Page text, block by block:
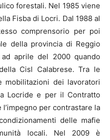
forestali. Nel 1985 viene
Fisba di Locri. Dal 1988 al
comprensorio per poi
della provincia di Reggio
aprile del 2000 quando
Cisl Calabrese. Tra le
mobilitazioni dei lavoratori
Locride e per il Contratto
l’impegno per contrastare la
delle mafie
locali. Nel 2009 è